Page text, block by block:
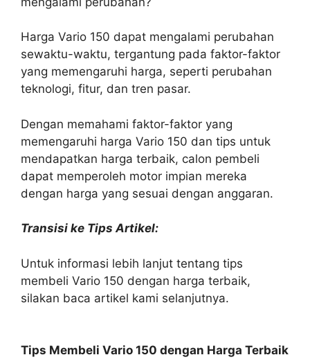
Harga Vario 150 dapat mengalami perubahan
sewaktu-waktu, tergantung pada faktor-faktor
yang memengaruhi harga, seperti perubahan
teknologi, fitur, dan tren pasar.
Dengan memahami faktor-faktor yang
memengaruhi harga Vario 150 dan tips untuk
mendapatkan harga terbaik, calon pembeli
dapat memperoleh motor impian mereka
dengan harga yang sesuai dengan anggaran.
Transisi ke Tips Artikel:
Untuk informasi lebih lanjut tentang tips
membeli Vario 150 dengan harga terbaik,
silakan baca artikel kami selanjutnya.
Tips Membeli Vario 150 dengan Harga Terbaik